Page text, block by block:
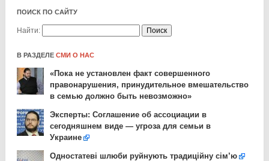
ПОИСК ПО САЙТУ
Найти:
В РАЗДЕЛЕ СМИ О НАС
«Пока не установлен факт совершенного
правонарушения, принудительное вмешательство
в семью должно быть невозможно»
Эксперты: Соглашение об ассоциации в
сегодняшнем виде — угроза для семьи в
Украине
Одностатеві шлюби руйнують традиційну сім’ю